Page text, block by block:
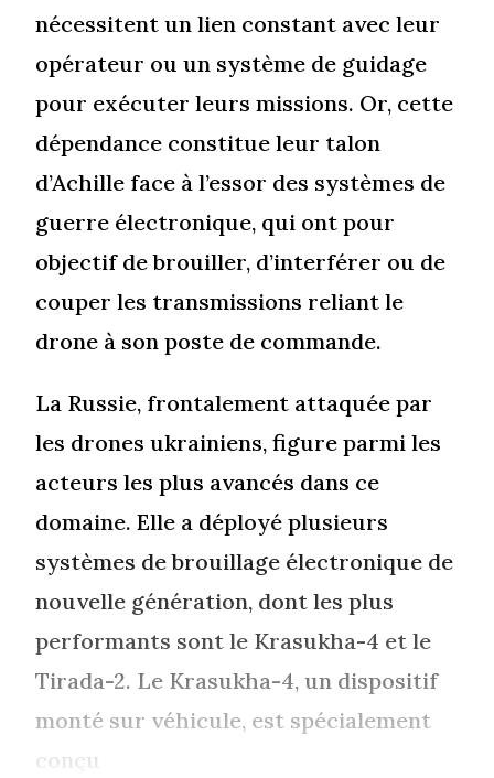
nécessitent un lien constant avec leur
opérateur ou un système de guidage
pour exécuter leurs missions. Or, cette
dépendance constitue leur talon
d’Achille face à l’essor des systèmes de
guerre électronique, qui ont pour
objectif de brouiller, d’interférer ou de
couper les transmissions reliant le
drone à son poste de commande.
La Russie, frontalement attaquée par
les drones ukrainiens, figure parmi les
acteurs les plus avancés dans ce
domaine. Elle a déployé plusieurs
systèmes de brouillage électronique de
nouvelle génération, dont les plus
performants sont le Krasukha-4 et le
Tirada-2. Le Krasukha-4, un dispositif
monté sur véhicule, est spécialement
conçu